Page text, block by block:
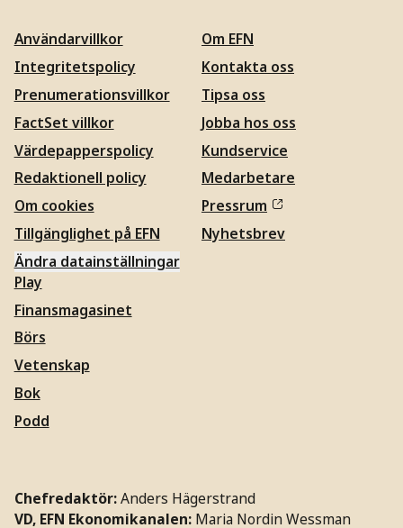
Användarvillkor
Integritetspolicy
Prenumerationsvillkor
FactSet villkor
Värdepapperspolicy
Redaktionell policy
Om cookies
Tillgänglighet på EFN
Ändra datainställningar
Om EFN
Kontakta oss
Tipsa oss
Jobba hos oss
Kundservice
Medarbetare
Pressrum
Nyhetsbrev
Play
Finansmagasinet
Börs
Vetenskap
Bok
Podd
Chefredaktör:Anders Hägerstrand
VD, EFN Ekonomikanalen: Maria Nordin Wessman